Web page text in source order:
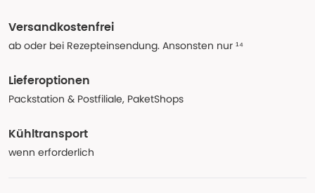
Versandkostenfrei
ab oder bei Rezepteinsendung. Ansonsten nur ¹⁴
Lieferoptionen
Packstation & Postfiliale, PaketShops
Kühltransport
wenn erforderlich